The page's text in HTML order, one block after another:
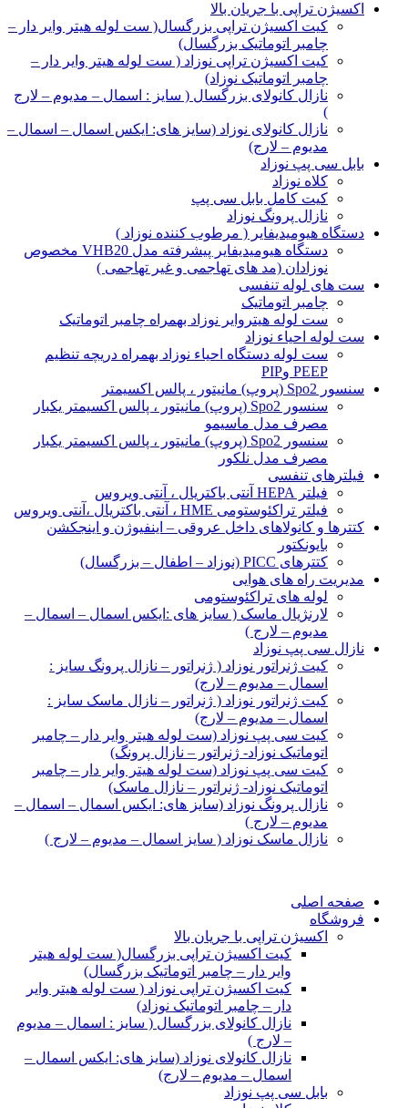
اکسیژن تراپی با جریان بالا
کیت اکسیژن تراپی بزرگسال( ست لوله هیتر وایر دار –
چامبر اتوماتیک بزرگسال)
کیت اکسیژن تراپی نوزاد ( ست لوله هیتر وایر دار –
چامبر اتوماتیک نوزاد)
نازال کانولای بزرگسال ( سایز : اسمال – مدیوم – لارج
)
نازال کانولای نوزاد (سایز های: ایکس اسمال – اسمال –
مدیوم – لارج)
بابل سی پپ نوزاد
کلاه نوزاد
کیت کامل بابل سی پپ
نازال پرونگ نوزاد
دستگاه هیومیدیفایر ( مرطوب کننده نوزاد )
دستگاه هیومیدیفایر پیشرفته مدل VHB20 مخصوص
نوزادان (مد های تهاجمی و غیر تهاجمی )
ست های لوله تنفسی
چامبر اتوماتیک
ست لوله هیتروایر نوزاد بهمراه چامبر اتوماتیک
ست لوله احیاء نوزاد
ست لوله دستگاه احیاء نوزاد بهمراه دریچه تنظیم
PEEP وPIP
سنسور Spo2 (پروپ) مانیتور ، پالس اکسیمتر
سنسور Spo2 (پروپ) مانیتور ، پالس اکسیمتر یکبار
مصرف مدل ماسیمو
سنسور Spo2 (پروپ) مانیتور ، پالس اکسیمتر یکبار
مصرف مدل نلکور
فیلترهای تنفسی
فیلتر HEPA آنتی باکتریال ، آنتی ویروس
فیلتر تراکئوستومی HME ، آنتی باکتریال ،آنتی ویروس
کتترها و کانولاهای داخل عروقی – اینفیوژن و اینجکشن
بایونکتور
کتترهای PICC (نوزاد – اطفال – بزرگسال)
مدیریت راه های هوایی
لوله های تراکئوستومی
لارنژیال ماسک ( سایز های :ایکس اسمال – اسمال –
مدیوم – لارج )
نازال سی پپ نوزاد
کیت ژنراتور نوزاد ( ژنراتور – نازال پرونگ سایز :
اسمال – مدیوم – لارج)
کیت ژنراتور نوزاد ( ژنراتور – نازال ماسک سایز :
اسمال – مدیوم – لارج)
کیت سی پپ نوزاد (ست لوله هیتر وایر دار – چامبر
اتوماتیک نوزاد- ژنراتور – نازال پرونگ)
کیت سی پپ نوزاد (ست لوله هیتر وایر دار – چامبر
اتوماتیک نوزاد- ژنراتور – نازال ماسک)
نازال پرونگ نوزاد (سایز های: ایکس اسمال – اسمال –
مدیوم – لارج )
نازال ماسک نوزاد ( سایز اسمال – مدیوم – لارج )
صفحه اصلی
فروشگاه
اکسیژن تراپی با جریان بالا
کیت اکسیژن تراپی بزرگسال( ست لوله هیتر
وایر دار – چامبر اتوماتیک بزرگسال)
کیت اکسیژن تراپی نوزاد ( ست لوله هیتر وایر
دار – چامبر اتوماتیک نوزاد)
نازال کانولای بزرگسال ( سایز : اسمال – مدیوم
– لارج )
نازال کانولای نوزاد (سایز های: ایکس اسمال –
اسمال – مدیوم – لارج)
بابل سی پپ نوزاد